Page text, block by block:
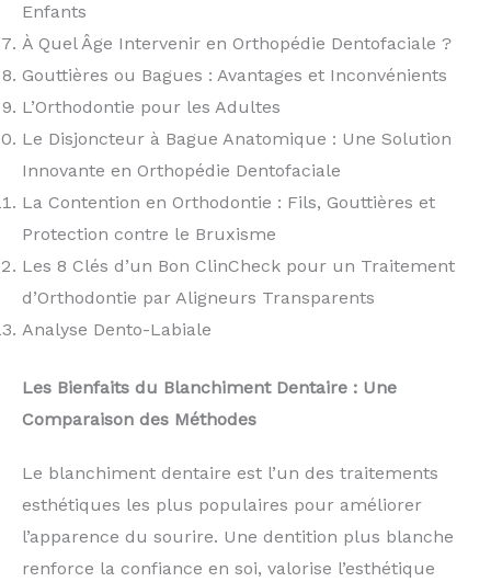
Enfants
À Quel Âge Intervenir en Orthopédie Dentofaciale ?
Gouttières ou Bagues : Avantages et Inconvénients
L’Orthodontie pour les Adultes
Le Disjoncteur à Bague Anatomique : Une Solution
Innovante en Orthopédie Dentofaciale
La Contention en Orthodontie : Fils, Gouttières et
Protection contre le Bruxisme
Les 8 Clés d’un Bon ClinCheck pour un Traitement
d’Orthodontie par Aligneurs Transparents
Analyse Dento-Labiale
Les Bienfaits du Blanchiment Dentaire : Une
Comparaison des Méthodes
Le blanchiment dentaire est l’un des traitements
esthétiques les plus populaires pour améliorer
l’apparence du sourire. Une dentition plus blanche
renforce la confiance en soi, valorise l’esthétique